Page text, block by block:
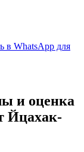
в WhatsApp для
и оценка
Йцахак-